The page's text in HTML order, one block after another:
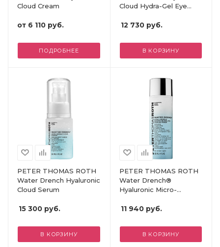
Cloud Cream
от 6 110 руб.
ПОДРОБНЕЕ
Cloud Hydra-Gel Eye
12 730руб.
В КОРЗИНУ
PETER THOMAS ROTH
Water Drench Hyaluronic
Cloud Serum
15 300 руб.
В КОРЗИНУ
PETER THOMAS ROTH
Water Drench®
Hyaluronic Micro-
11 940руб.
В КОРЗИНУ